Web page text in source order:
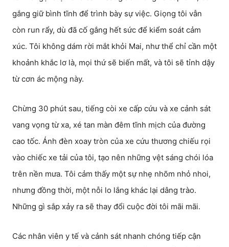
gắng giữ bình tĩnh để trình bày sự việc. Giọng tôi vẫn
còn run rẩy, dù đã cố gắng hết sức để kiểm soát cảm
xúc. Tôi không dám rời mắt khỏi Mai, như thể chỉ cần một
khoảnh khắc lơ là, mọi thứ sẽ biến mất, và tôi sẽ tỉnh dậy
từ cơn ác mộng này.
Chừng 30 phút sau, tiếng còi xe cấp cứu và xe cảnh sát
vang vọng từ xa, xé tan màn đêm tĩnh mịch của đường
cao tốc. Ánh đèn xoay tròn của xe cứu thương chiếu rọi
vào chiếc xe tải của tôi, tạo nên những vệt sáng chói lóa
trên nền mưa. Tôi cảm thấy một sự nhẹ nhõm nhỏ nhoi,
nhưng đồng thời, một nỗi lo lắng khác lại dâng trào.
Những gì sắp xảy ra sẽ thay đổi cuộc đời tôi mãi mãi.
Các nhân viên y tế và cảnh sát nhanh chóng tiếp cận